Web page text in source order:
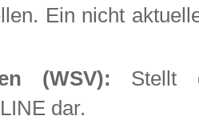
Ein nicht
(WSV): Stellt
dar.